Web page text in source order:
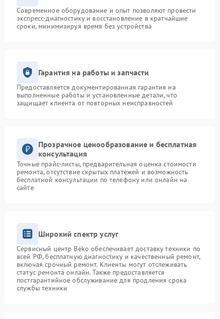
Современное оборудование и опыт позволяют провести
экспресс-диагностику и восстановление в кратчайшие
сроки, минимизируя время без устройства
Гарантия на работы и запчасти
Предоставляется документированная гарантия на
выполненные работы и установленные детали, что
защищает клиента от повторных неисправностей
Прозрачное ценообразование и бесплатная
консультация
Точные прайс-листы, предварительная оценка стоимости
ремонта, отсутствие скрытых платежей и возможность
бесплатной консультации по телефону или онлайн на
сайте
Широкий спектр услуг
Сервисный центр Beko обеспечивает доставку техники по
всей РФ, бесплатную диагностику и качественный ремонт,
включая срочный ремонт. Клиенты могут отслеживать
статус ремонта онлайн. Также предоставляется
постгарантийное обслуживание для продления срока
службы техники